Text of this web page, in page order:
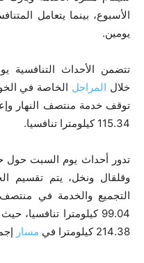
يومين.
خلال المراحل الخاصة في
توقف خدمة منتصف النهار
115.34 كيلومترا تنافسيا.
تدور أحداث يوم السبت حول
وقلقال ونخل، يتم تقسيم
التجميع والخدمة في منتصف
99.04 كيلومترا
214.38 كيلومترا في
مسار